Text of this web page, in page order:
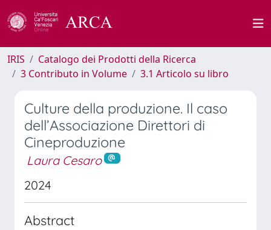
IRIS
Catalogo dei Prodotti della Ricerca
3 Contributo in Volume
3.1 Articolo su libro
Culture della produzione. Il caso
dell’Associazione Direttori di
Cineproduzione
Laura Cesaro
2024
Abstract